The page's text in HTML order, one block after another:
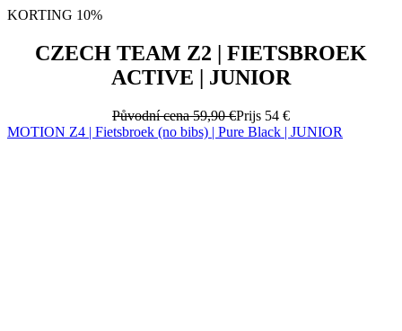
KORTING 10%
CZECH TEAM Z2 | FIETSBROEK
ACTIVE | JUNIOR
Původní cena59,90 €Prijs 54 €
MOTION Z4 | Fietsbroek (no bibs) | Pure Black | JUNIOR